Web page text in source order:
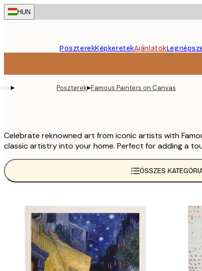
Skip
to
HUN
PoszterekKépkeretekAjánlatok
▸ Poszterek▸Famous Painters on Canvas
Celebrate reknowned art from iconic artists with
classic artistry into your home. Perfect for adding a
ÖSSZES